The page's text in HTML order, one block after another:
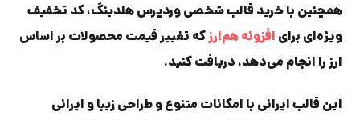
همچنین با خرید قالب شخصی وردپرس هلدینگ، کد تخفیف
ویژه‌ای برای افزونه هم‌ارزکه تغییر قیمت محصولات بر اساس
ارز را انجام می‌دهد، دریافت کنید.
این قالب ایرانی با امکانات متنوع و طراحی زیبا و ایرانی